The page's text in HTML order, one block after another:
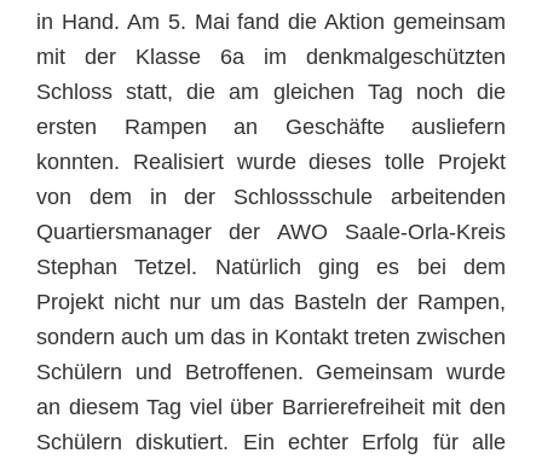
in Hand. Am 5. Mai fand die Aktion gemeinsam
mit der Klasse 6a im denkmalgeschützten
Schloss statt, die am gleichen Tag noch die
ersten Rampen an Geschäfte ausliefern
konnten. Realisiert wurde dieses tolle Projekt
von dem in der Schlossschule arbeitenden
Quartiersmanager der AWO Saale-Orla-Kreis
Stephan Tetzel. Natürlich ging es bei dem
Projekt nicht nur um das Basteln der Rampen,
sondern auch um das in Kontakt treten zwischen
Schülern und Betroffenen. Gemeinsam wurde
an diesem Tag viel über Barrierefreiheit mit den
Schülern diskutiert. Ein echter Erfolg für alle